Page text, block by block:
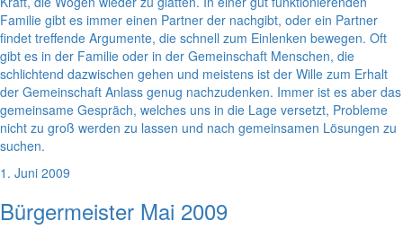
Familie gibt es immer einen Partner der nachgibt, oder ein Partner
findet treffende Argumente, die schnell zum Einlenken bewegen. Oft
gibt es in der Familie oder in der Gemeinschaft Menschen, die
schlichtend dazwischen gehen und meistens ist der Wille zum Erhalt
der Gemeinschaft Anlass genug nachzudenken. Immer ist es aber das
gemeinsame Gespräch, welches uns in die Lage versetzt, Probleme
nicht zu groß werden zu lassen und nach gemeinsamen Lösungen zu
suchen.
1. Juni 2009
Bürgermeister Mai 2009